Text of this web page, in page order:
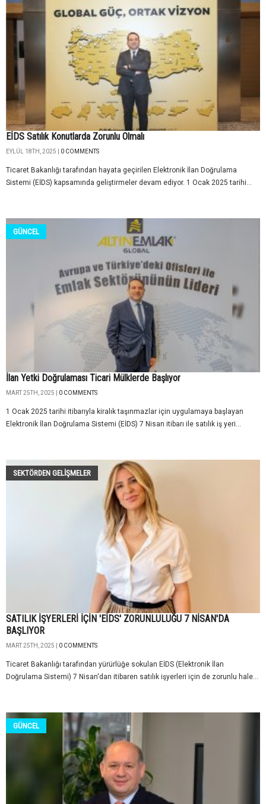
EİDS Satılık Konutlarda Zorunlu Olmalı
EYLÜL 18TH, 2025 | 0 COMMENTS
Ticaret Bakanlığı tarafından hayata geçirilen Elektronik İlan Doğrulama
Sistemi (EİDS) kapsamında geliştirmeler devam ediyor. 1 Ocak 2025 tarihi...
GÜNCEL
İlan Yetki Doğrulaması Ticari Mülklerde Başlıyor
MART 25TH, 2025 | 0 COMMENTS
1 Ocak 2025 tarihi itibarıyla kiralık taşınmazlar için uygulamaya başlayan
Elektronik İlan Doğrulama Sistemi (EİDS) 7 Nisan itibarı ile satılık iş yeri...
SEKTÖRDEN GELIŞMELER
SATILIK İŞYERLERİ İÇİN 'EİDS' ZORUNLULUĞU 7 NİSAN'DA
BAŞLIYOR
MART 25TH, 2025 | 0 COMMENTS
Ticaret Bakanlığı tarafından yürürlüğe sokulan EİDS (Elektronik İlan
Doğrulama Sistemi) 7 Nisan'dan itibaren satılık işyerleri için de zorunlu hale...
GÜNCEL